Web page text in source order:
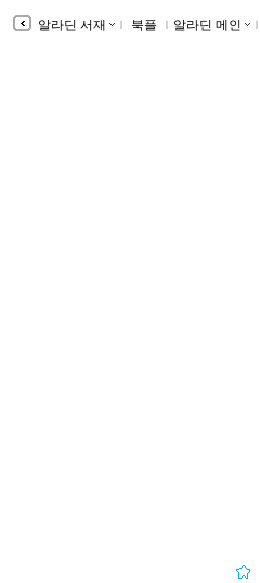
알라딘 서재 ｌ 북플 ｌ 알라딘 메인 ｌ